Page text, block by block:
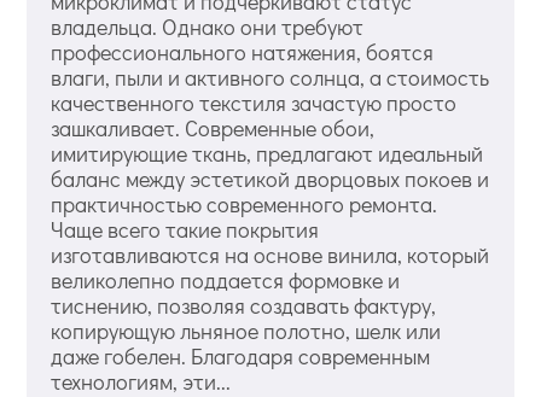
владельца. Однако они требуют
профессионального натяжения, боятся
влаги, пыли и активного солнца, а стоимость
качественного текстиля зачастую просто
зашкаливает. Современные обои,
имитирующие ткань, предлагают идеальный
баланс между эстетикой дворцовых покоев и
практичностью современного ремонта.
Чаще всего такие покрытия
изготавливаются на основе винила, который
великолепно поддается формовке и
тиснению, позволяя создавать фактуру,
копирующую льняное полотно, шелк или
даже гобелен. Благодаря современным
технологиям, эти...